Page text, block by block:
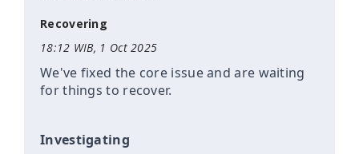
Recovering
18:12 WIB, 1 Oct 2025
We've fixed the core issue and are waiting
for things to recover.
Investigating